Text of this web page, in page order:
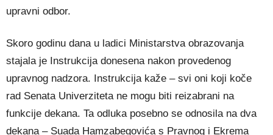
upravni odbor.
Skoro godinu dana u ladici Ministarstva obrazovanja
stajala je Instrukcija donesena nakon provedenog
upravnog nadzora. Instrukcija kaže – svi oni koji koče
rad Senata Univerziteta ne mogu biti reizabrani na
funkcije dekana. Ta odluka posebno se odnosila na dva
dekana – Suada Hamzabegovića s Pravnog i Ekrema